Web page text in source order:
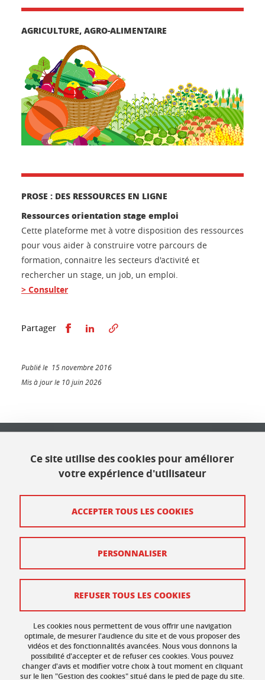
AGRICULTURE, AGRO-ALIMENTAIRE
PROSE : DES RESSOURCES EN LIGNE
Ressources orientation stage emploi
Cette plateforme met à votre disposition des ressources
pour vous aider à construire votre parcours de
formation, connaitre les secteurs d'activité et
rechercher un stage, un job, un emploi.
> Consulter
Partager Partager sur Facebook
Partager sur LinkedIn
Publié le 15 novembre 2016
Mis à jour le 10 juin 2026
621 avenue Centrale
38400 Saint Martin d'Hères
Plan du site
Données personnelles
Gestion des cookies
Accessibilité : non conforme
Ce site utilise des cookies pour améliorer
votre expérience d'utilisateur
Les cookies nous permettent de vous offrir une navigation
optimale, de mesurer l'audience du site et de vous proposer des
vidéos et des fonctionnalités avancées. Nous vous donnons la
possibilité d'accepter et de refuser ces cookies. Vous pouvez
changer d'avis et modifier votre choix à tout moment en cliquant
sur le lien "Gestion des cookies" situé dans le pied de page du site.
ACCEPTER TOUS LES COOKIES
REFUSER TOUS LES COOKIES
PERSONNALISER